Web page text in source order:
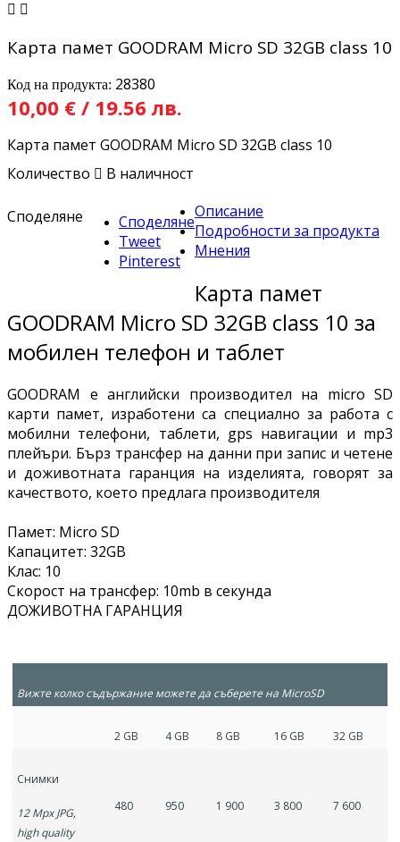
 
Карта памет GOODRAM Micro SD 32GB class 10
Код на продукта: 28380
10,00 € / 19.56 лв.
Карта памет GOODRAM Micro SD 32GB class 10
Количество  В наличност
Споделяне
Споделяне
Tweet
Pinterest
Описание
Подробности за продукта
Мнения
Карта памет
GOODRAM Micro SD 32GB class 10 за
мобилен телефон и таблет
GOODRAM е английски производител на micro SD
карти памет, изработени са специално за работа с
мобилни телефони, таблети, gps навигации и mp3
плейъри. Бърз трансфер на данни при запис и четене
и доживотната гаранция на изделията, говорят за
качеството, което предлага производителя
Памет: Micro SD
Капацитет: 32GB
Клас: 10
Скорост на трансфер: 10mb в секунда
ДОЖИВОТНА ГАРАНЦИЯ
Вижте колко съдържание можете да съберете на MicroSD
2 GB 4 GB 8 GB 16 GB 32 GB
Снимки
12 Mpx JPG,
high quality
480 950 1 900 3 800 7 600